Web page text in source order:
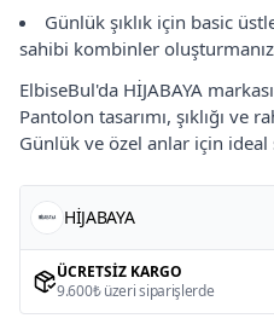
Günlük şıklık için basic
sahibi kombinler
ElbiseBul'da HİJABAYA
Pantolon tasarımı, şıklığı ve
Günlük ve özel anlar için ideal
HİJABAYA
ÜCRETSIZ KARGO
9.600₺ üzeri siparişlerde